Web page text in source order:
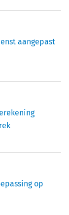
aangepast
op